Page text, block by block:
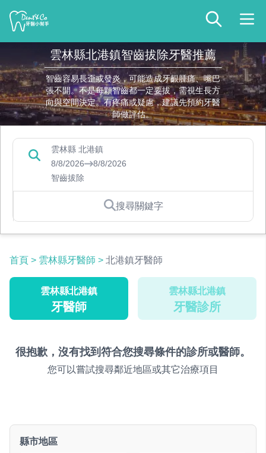
雲林縣北港鎮智齒拔除牙醫推薦
智齒容易長歪或發炎，可能造成牙齦腫痛、嘴巴
張不開。不是每顆智齒都一定要拔，需視生長方
向與空間決定。有疼痛或疑慮，建議先預約牙醫
師做評估。
雲林縣 北港鎮
8/8/2026
8/8/2026
智齒拔除
搜尋關鍵字
首頁 > 雲林縣牙醫師 > 北港鎮牙醫師
雲林縣北港鎮
牙醫師
雲林縣北港鎮
牙醫診所
很抱歉，沒有找到符合您搜尋條件的診所或醫師。
您可以嘗試搜尋鄰近地區或其它治療項目
縣市地區